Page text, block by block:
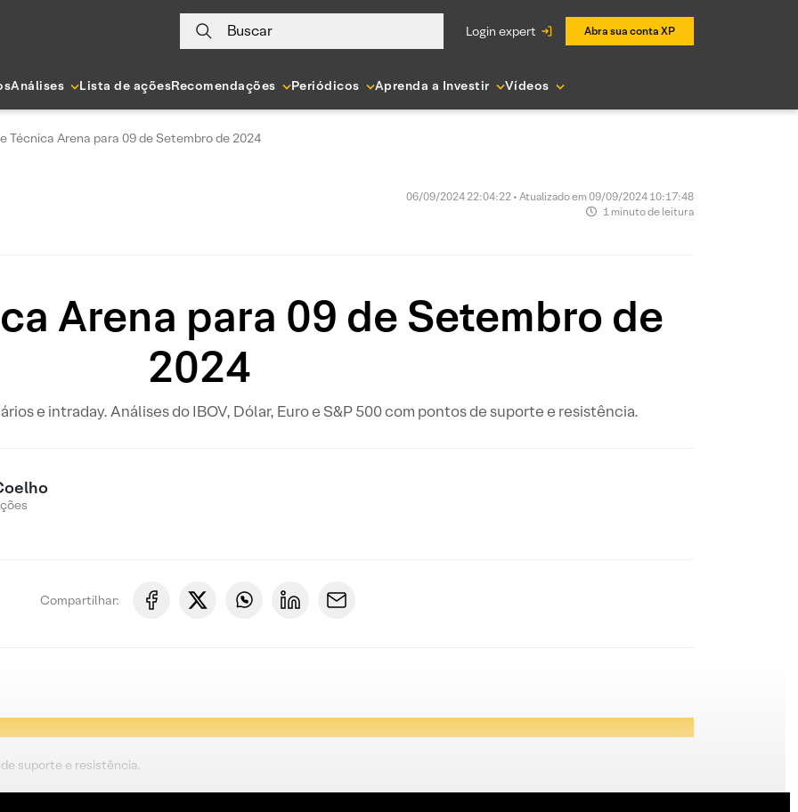
Buscar login expert Abra sua conta XP
Análises Lista de açõesRecomendações Periódicos Aprenda a Investir Vídeos
Técnica Arena para 09 de Setembro de 2024
06/09/2024 22:04:22 • Atualizado em 09/09/2024 10:17:48
1 minuto de leitura
Arena para 09 de Setembro de
2024
e intraday. Análises do IBOV, Dólar, Euro e S&P 500 com pontos de suporte e resistência.
Compartilhar:
suporte e resistência.